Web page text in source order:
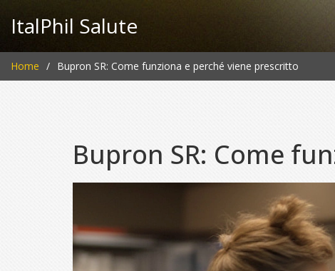
ItalPhil Salute
Home Bupron SR: Come funziona e perché viene prescritto
Bupron SR: Come